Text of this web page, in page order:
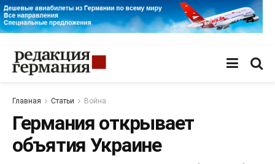
Главная Статьи Война
Германия открывает
объятия Украине